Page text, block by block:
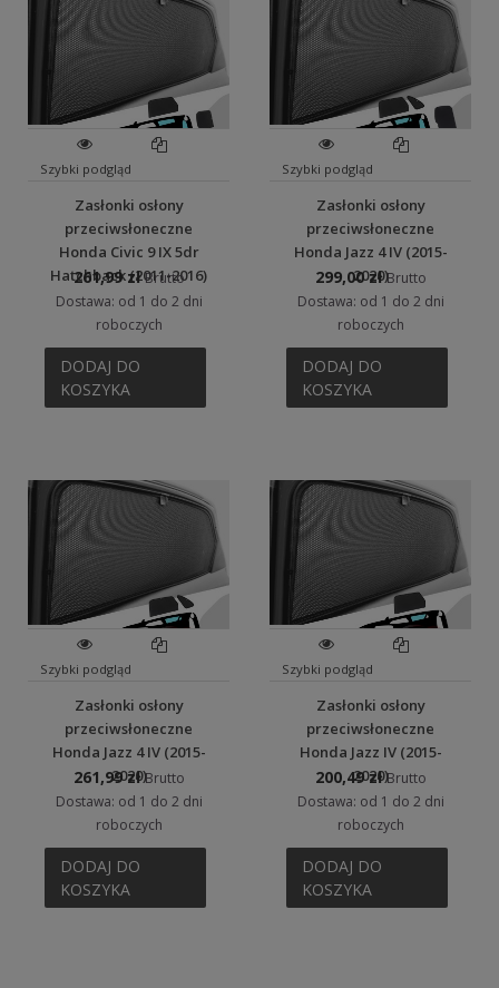
Szybki podgląd
Zasłonki osłony
przeciwsłoneczne
Honda Civic 9 IX 5dr
Hatchback (2011-2016)
261,99 zł Brutto
Dostawa: od 1 do 2 dni
roboczych
DODAJ DO
KOSZYKA
Szybki podgląd
Zasłonki osłony
przeciwsłoneczne
Honda Jazz 4 IV (2015-
2020)
299,00 zł Brutto
Dostawa: od 1 do 2 dni
roboczych
DODAJ DO
KOSZYKA
Szybki podgląd
Zasłonki osłony
przeciwsłoneczne
Honda Jazz 4 IV (2015-
2020)
261,99 zł Brutto
Dostawa: od 1 do 2 dni
roboczych
DODAJ DO
KOSZYKA
Szybki podgląd
Zasłonki osłony
przeciwsłoneczne
Honda Jazz IV (2015-
2020)
200,49 zł Brutto
Dostawa: od 1 do 2 dni
roboczych
DODAJ DO
KOSZYKA